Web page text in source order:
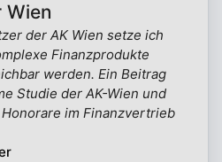
Wien
der AK Wien setze ich
Finanzprodukte
werden. Ein Beitrag
Studie der AK-Wien und
im Finanzvertrieb